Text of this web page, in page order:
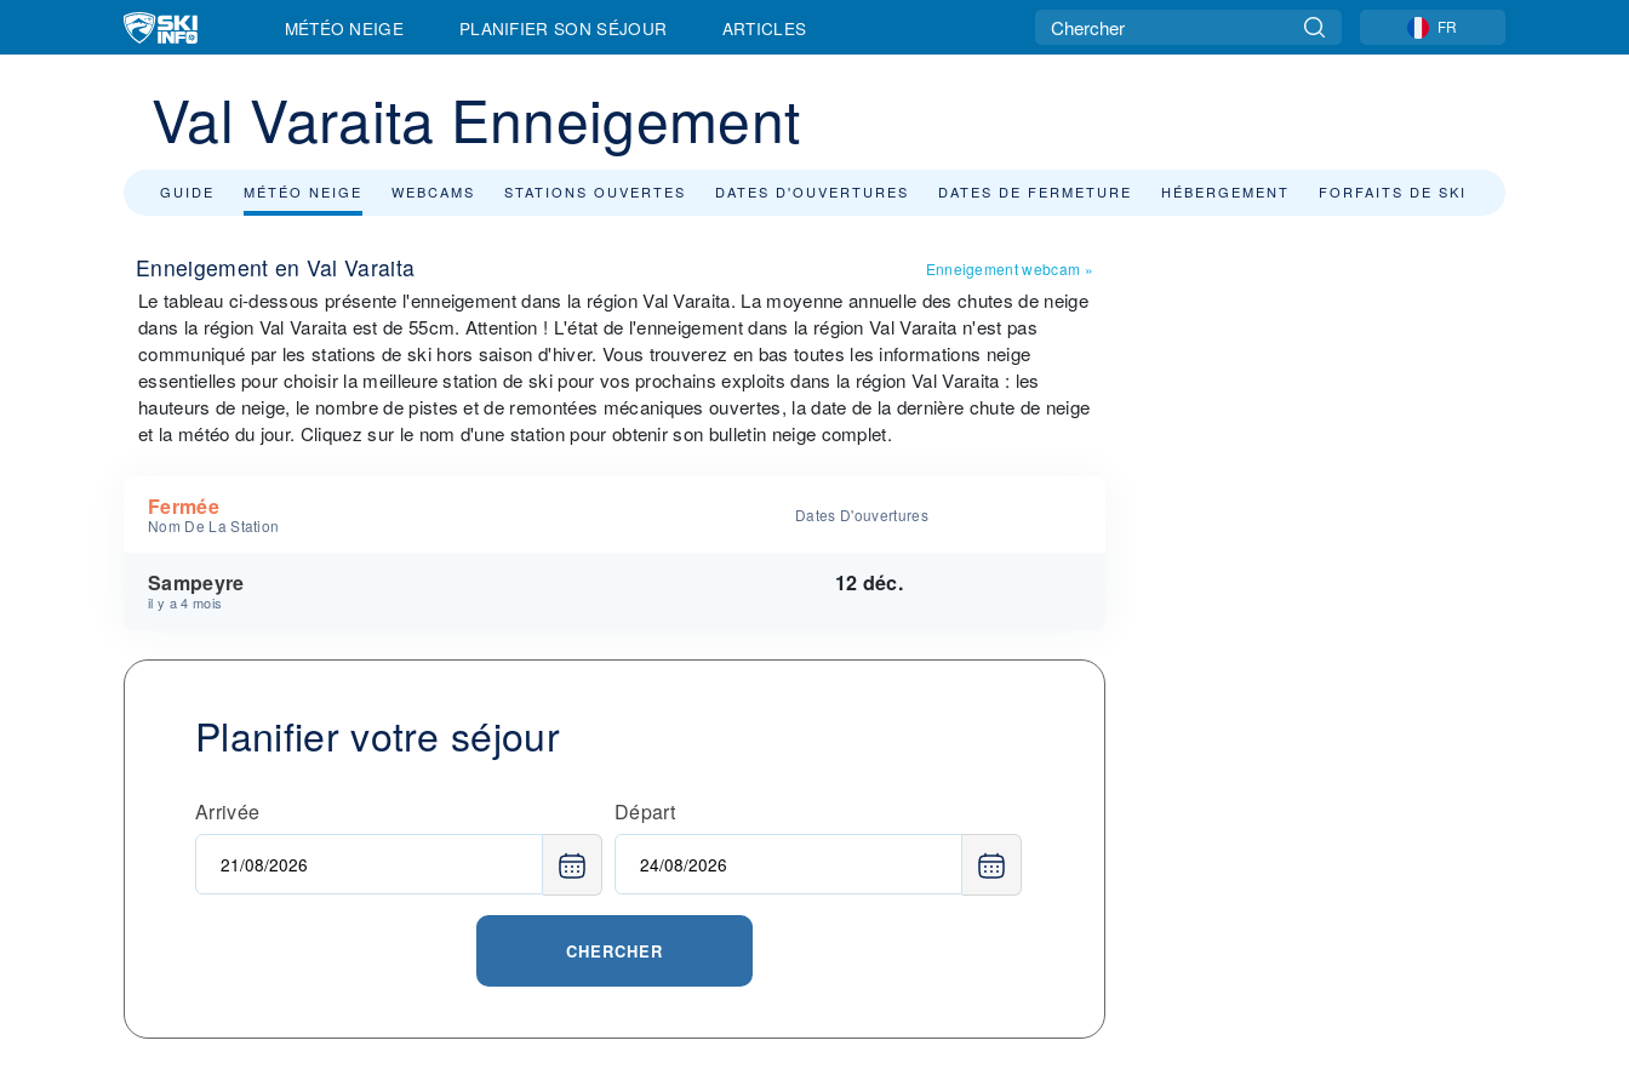
MÉTÉO NEIGE PLANIFIER SON SÉJOUR ARTICLES FR
Val Varaita Enneigement
GUIDE MÉTÉO NEIGE WEBCAMS STATIONS OUVERTES DATES D'OUVERTURES DATES DE FERMETURE HÉBERGEMENT FORFAITS DE SKI
Enneigement en Val Varaita Enneigement webcam »
Le tableau ci-dessous présente l'enneigement dans la région Val Varaita. La moyenne annuelle des chutes de neige
dans la région Val Varaita est de 55cm. Attention ! L'état de l'enneigement dans la région Val Varaita n'est pas
communiqué par les stations de ski hors saison d'hiver. Vous trouverez en bas toutes les informations neige
essentielles pour choisir la meilleure station de ski pour vos prochains exploits dans la région Val Varaita : les
hauteurs de neige, le nombre de pistes et de remontées mécaniques ouvertes, la date de la dernière chute de neige
et la météo du jour. Cliquez sur le nom d'une station pour obtenir son bulletin neige complet.
Fermée
Nom De La Station
Dates D'ouvertures
Sampeyre
il y a 4 mois
12 déc.
Planifier votre séjour
Arrivée Départ
CHERCHER